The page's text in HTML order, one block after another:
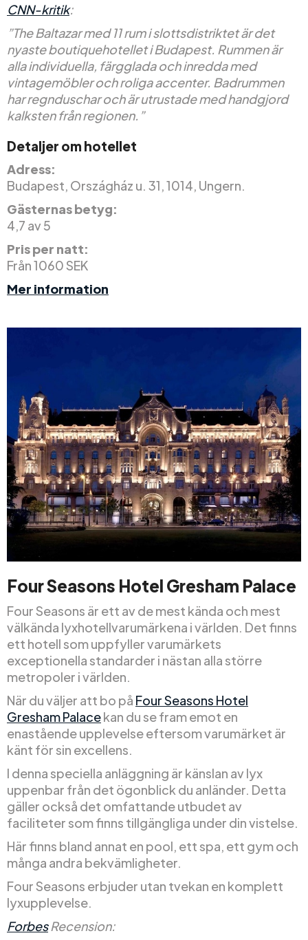
CNN-kritik:
”The Baltazar med 11 rum i slottsdistriktet är det
nyaste boutiquehotellet i Budapest. Rummen är
alla individuella, färgglada och inredda med
vintagemöbler och roliga accenter. Badrummen
har regnduschar och är utrustade med handgjord
kalksten från regionen.”
Detaljer om hotellet
Adress:
Budapest, Országház u. 31, 1014, Ungern.
Gästernas betyg:
4,7 av 5
Pris per natt:
Från 1060 SEK
Mer information
Four Seasons Hotel Gresham Palace
Four Seasons är ett av de mest kända och mest
välkända lyxhotellvarumärkena i världen. Det finns
ett hotell som uppfyller varumärkets
exceptionella standarder i nästan alla större
metropoler i världen.
När du väljer att bo på Four Seasons Hotel
Gresham Palacekan du se fram emot en
enastående upplevelse eftersom varumärket är
känt för sin excellens.
I denna speciella anläggning är känslan av lyx
uppenbar från det ögonblick du anländer. Detta
gäller också det omfattande utbudet av
faciliteter som finns tillgängliga under din vistelse.
Här finns bland annat en pool, ett spa, ett gym och
många andra bekvämligheter.
Four Seasons erbjuder utan tvekan en komplett
lyxupplevelse.
Forbes Recension: